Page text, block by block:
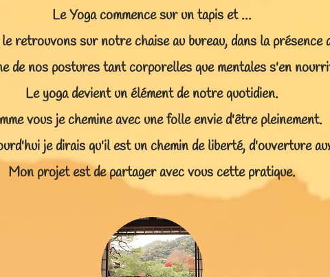
Le Yoga commence sur un tapis et ...
retrouvons sur notre chaise au bureau, dans la présence
de nos postures tant corporelles que mentales s'en
Le yoga devient un élément de notre quotidien.
vous je chemine avec une folle envie d'être pleinement.
je dirais qu'il est un chemin de liberté, d'ouverture
Mon projet est de partager avec vous cette pratique.